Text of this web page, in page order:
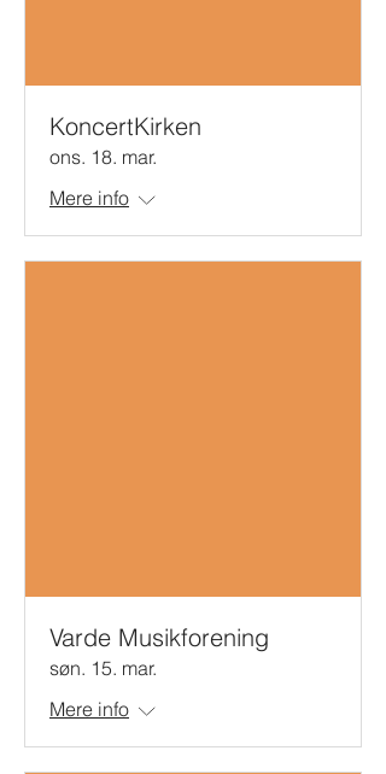
KoncertKirken
ons. 18. mar.
Mere info
Varde Musikforening
søn. 15. mar.
Mere info